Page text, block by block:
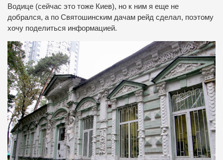
Водице (сейчас это тоже Киев), но к ним я еще не
добрался, а по Святошинским дачам рейд сделал, поэтому
хочу поделиться информацией.